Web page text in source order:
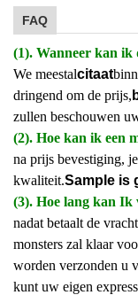
FAQ
(1). Wanneer kan ik
We meestalcitaat
dringend om de prijs,
zullen beschouwen
(2). Hoe kan ik een
na prijs bevestiging,
kwaliteit.Sample is
(3). Hoe lang kan Ik
nadat betaalt de
monsters zal klaar
worden verzonden u
kunt uw eigen